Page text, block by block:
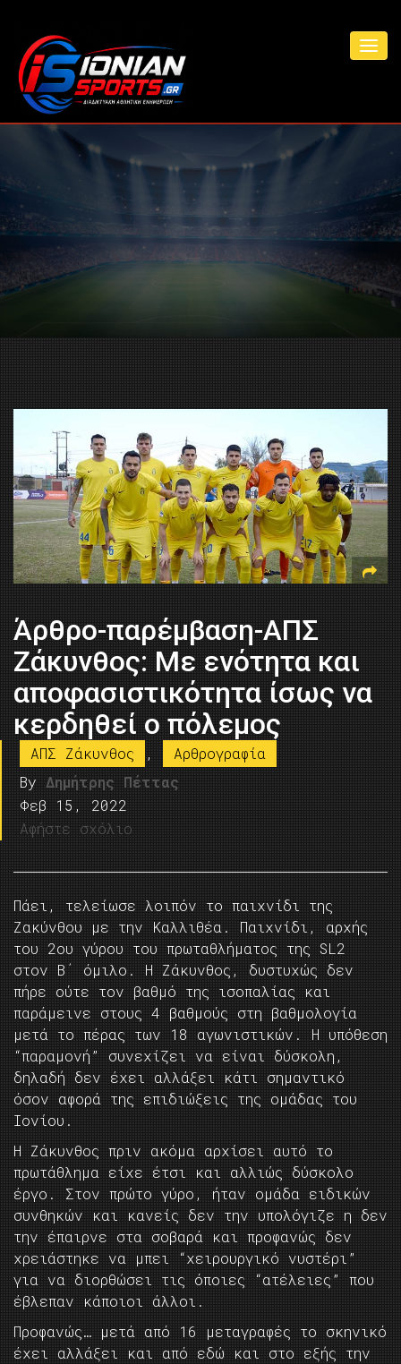
Άρθρο-παρέμβαση-ΑΠΣ
Ζάκυνθος: Με ενότητα και
αποφασιστικότητα ίσως να
κερδηθεί ο πόλεμος
ΑΠΣ Ζάκυνθος ,
Αρθρογραφία
By Δημήτρης Πέττας
Φεβ 15, 2022
Αφήστε σχόλιο
Πάει, τελείωσε λοιπόν το παιχνίδι της
Ζακύνθου με την Καλλιθέα. Παιχνίδι, αρχής
του 2ου γύρου του πρωταθλήματος της SL2
στον Β΄ όμιλο. Η Ζάκυνθος, δυστυχώς δεν
πήρε ούτε τον βαθμό της ισοπαλίας και
παράμεινε στους 4 βαθμούς στη βαθμολογία
μετά το πέρας των 18 αγωνιστικών. Η υπόθεση
“παραμονή” συνεχίζει να είναι δύσκολη,
δηλαδή δεν έχει αλλάξει κάτι σημαντικό
όσον αφορά της επιδιώξεις της ομάδας του
Ιονίου.
Η Ζάκυνθος πριν ακόμα αρχίσει αυτό το
πρωτάθλημα είχε έτσι και αλλιώς δύσκολο
έργο. Στον πρώτο γύρο, ήταν ομάδα ειδικών
συνθηκών και κανείς δεν την υπολόγιζε η δεν
την έπαιρνε στα σοβαρά και προφανώς δεν
χρειάστηκε να μπει “χειρουργικό νυστέρι”
για να διορθώσει τις όποιες “ατέλειες” που
έβλεπαν κάποιοι άλλοι.
Προφανώς… μετά από 16 μεταγραφές το σκηνικό
έχει αλλάξει και από εδώ και στο εξής την